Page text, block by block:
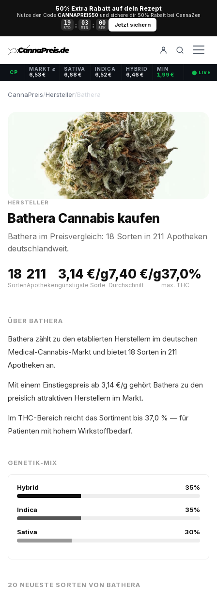
50% Extra Rabatt auf dein Rezept
Nutze den Code CANNAPREIS50und sichere dir 50% Rabatt bei CannaZen
19
STD : 02
MIN : 59
SEK Jetzt sichern
CP
MARKT ⌀
6,53 €
SATIVA
6,68 €
INDICA
6,52 €
HYBRID
6,46 €
MIN
1,99 € ⬤ LIVE
CannaPreis/Hersteller/Bathera
HERSTELLER
Bathera Cannabis kaufen
Bathera im Preisvergleich: 18 Sorten in 211 Apotheken
deutschlandweit.
18
Sorten
211
Apotheken
3,14 €/g
günstigste Sorte
7,40 €/g
Durchschnitt
37,0%
max. THC
ÜBER BATHERA
Bathera zählt zu den etablierten Herstellern im deutschen
Medical-Cannabis-Markt und bietet 18 Sorten in 211
Apotheken an.
Mit einem Einstiegspreis ab 3,14 €/g gehört Bathera zu den
preislich attraktiven Herstellern im Markt.
Im THC-Bereich reicht das Sortiment bis 37,0 % — für
Patienten mit hohem Wirkstoffbedarf.
GENETIK-MIX
Hybrid 35%
Indica 35%
Sativa 30%
20 NEUESTE SORTEN VON BATHERA